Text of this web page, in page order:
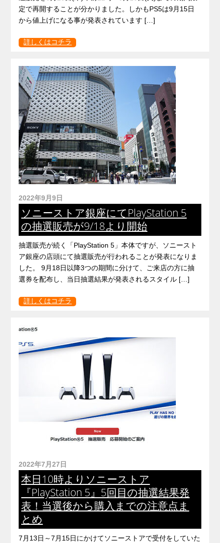
定で再開することが分かりました。しかもPS5は9月15日
から値上げになる事が発表されています […]
詳しくはコチラ
2022年9月9日
ソニーストア銀座にてPlayStation 5
の抽選販売が9/18より開始
抽選販売が続く「PlayStation 5」本体ですが、ソニースト
ア銀座の店頭にて抽選販売が行われることが発表になりま
した。 9月18日以降3つの期間に分けて、ご来店の方に抽
選券を配布し、当日抽選結果が発表されるスタイル […]
詳しくはコチラ
2022年7月27日
本日10時よりソニーストア
『PlayStation 5』5回目の抽選結果発
表！当選後から購入までの注意点ま
とめ
7月13日～7月15日にかけてソニーストアで受付をしていた